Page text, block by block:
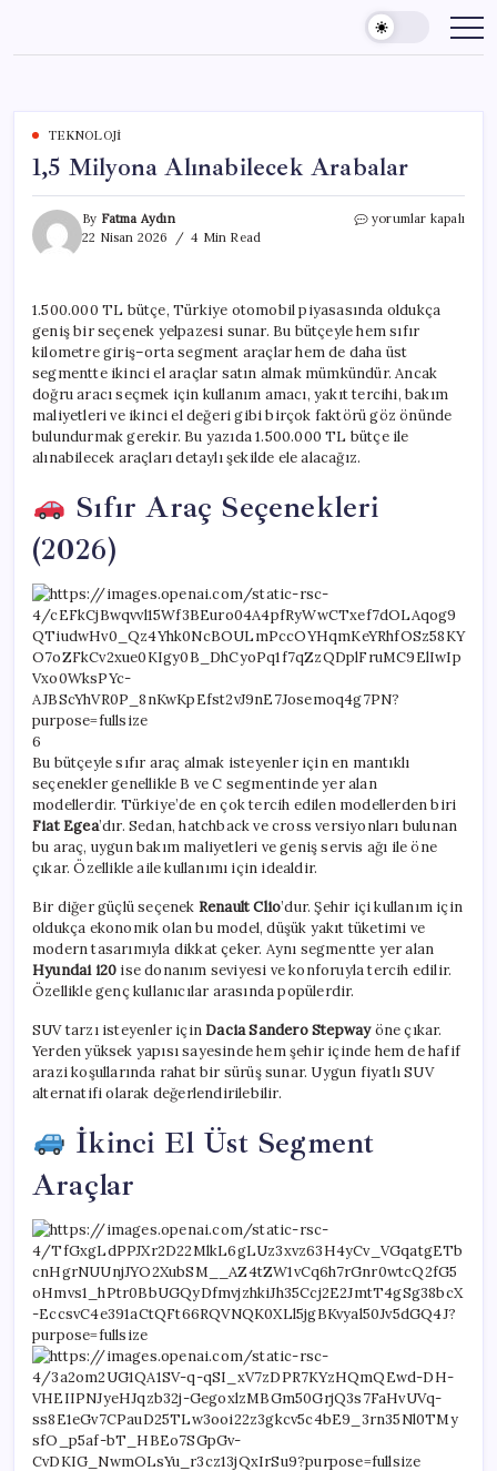
content
TEKNOLOJI
1,5 Milyona Alınabilecek Arabalar
By Fatma Aydın
22 Nisan 2026
4 Min Read
1,5
yorumlar kapalı
1.500.000 TL bütçe, Türkiye otomobil piyasasında oldukça
geniş bir seçenek yelpazesi sunar. Bu bütçeyle hem sıfır
kilometre giriş–orta segment araçlar hem de daha üst
segmentte ikinci el araçlar satın almak mümkündür. Ancak
doğru aracı seçmek için kullanım amacı, yakıt tercihi, bakım
maliyetleri ve ikinci el değeri gibi birçok faktörü göz önünde
bulundurmak gerekir. Bu yazıda 1.500.000 TL bütçe ile
alınabilecek araçları detaylı şekilde ele alacağız.
Sıfır Araç Seçenekleri
(2026)
6
Bu bütçeyle sıfır araç almak isteyenler için en mantıklı
seçenekler genellikle B ve C segmentinde yer alan
modellerdir. Türkiye’de en çok tercih edilen modellerden biri
Fiat Egea’dır. Sedan, hatchback ve cross versiyonları bulunan
bu araç, uygun bakım maliyetleri ve geniş servis ağı ile öne
çıkar. Özellikle aile kullanımı için idealdir.
Bir diğer güçlü seçenek Renault Clio’dur. Şehir içi kullanım için
oldukça ekonomik olan bu model, düşük yakıt tüketimi ve
modern tasarımıyla dikkat çeker. Aynı segmentte yer alan
Hyundai i20 ise donanım seviyesi ve konforuyla tercih edilir.
Özellikle genç kullanıcılar arasında popülerdir.
SUV tarzı isteyenler içinDacia Sandero Stepwayöne çıkar.
Yerden yüksek yapısı sayesinde hem şehir içinde hem de hafif
arazi koşullarında rahat bir sürüş sunar. Uygun fiyatlı SUV
alternatifi olarak değerlendirilebilir.
İkinci El Üst Segment
Araçlar